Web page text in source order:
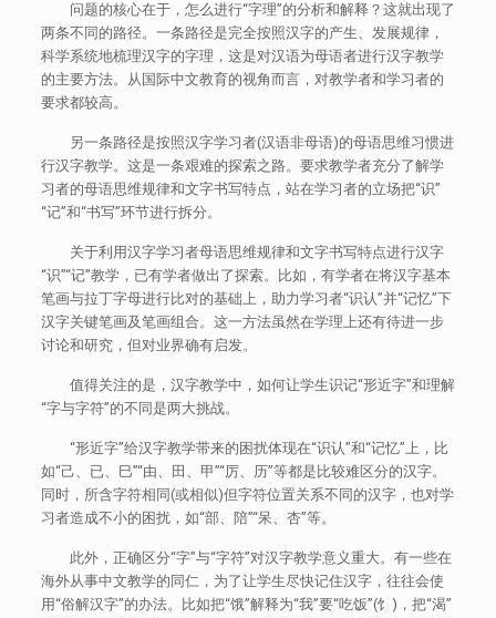
问题的核心在于，怎么进行“字理”的分析和解释？这就出现了
两条不同的路径。一条路径是完全按照汉字的产生、发展规律，
科学系统地梳理汉字的字理，这是对汉语为母语者进行汉字教学
的主要方法。从国际中文教育的视角而言，对教学者和学习者的
要求都较高。
另一条路径是按照汉字学习者(汉语非母语)的母语思维习惯进
行汉字教学。这是一条艰难的探索之路。要求教学者充分了解学
习者的母语思维规律和文字书写特点，站在学习者的立场把“识”
“记”和“书写”环节进行拆分。
关于利用汉字学习者母语思维规律和文字书写特点进行汉字
“识”“记”教学，已有学者做出了探索。比如，有学者在将汉字基本
笔画与拉丁字母进行比对的基础上，助力学习者“识认”并“记忆”下
汉字关键笔画及笔画组合。这一方法虽然在学理上还有待进一步
讨论和研究，但对业界确有启发。
值得关注的是，汉字教学中，如何让学生识记“形近字”和理解
“字与字符”的不同是两大挑战。
“形近字”给汉字教学带来的困扰体现在“识认”和“记忆”上，比
如“己、已、巳”“由、田、甲”“厉、历”等都是比较难区分的汉字。
同时，所含字符相同(或相似)但字符位置关系不同的汉字，也对学
习者造成不小的困扰，如“部、陪”“呆、杏”等。
此外，正确区分“字”与“字符”对汉字教学意义重大。有一些在
海外从事中文教学的同仁，为了让学生尽快记住汉字，往往会使
用“俗解汉字”的办法。比如把“饿”解释为“我”要“吃饭”(饣)，把“渴”